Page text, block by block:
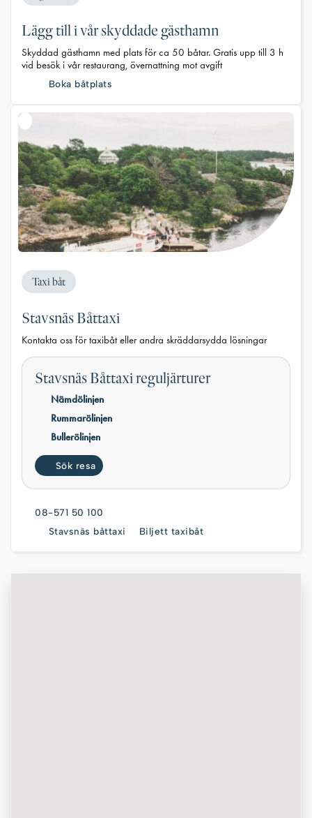
Lägg till i vår skyddade gästhamn
Skyddad gästhamn med plats för ca 50 båtar. Gratis upp till 3 h
vid besök i vår restaurang, övernattning mot avgift
Boka båtplats
Taxi båt
Stavsnäs Båttaxi
Kontakta oss för taxibåt eller andra skräddarsydda lösningar
Stavsnäs Båttaxi reguljärturer
Nämdölinjen
Rummarölinjen
Bullerölinjen
Sök resa
08-571 50 100
Stavsnäs båttaxi
Biljett taxibåt